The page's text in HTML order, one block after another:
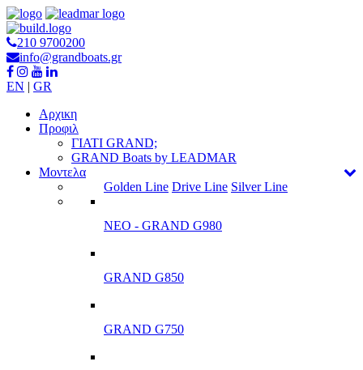
210 9700200
info@grandboats.gr
EN | GR
Αρχικη
Προφιλ
ΓΙΑΤΙ GRAND;
GRAND Boats by LEADMAR
Μοντελα
Golden Line Drive Line Silver Line
ΝΕΟ - GRAND G980
GRAND G850
GRAND G750